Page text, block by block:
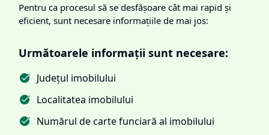
Pentru ca procesul să se desfășoare cât mai rapid și
eficient, sunt necesare informațiile de mai jos:
Următoarele informații sunt necesare:
Județul imobilului
Localitatea imobilului
Numărul de carte funciară al imobilului